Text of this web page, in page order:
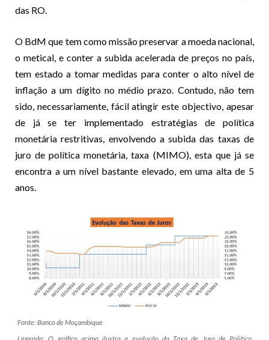
das RO.
O BdM que tem como missão preservar a moeda nacional,
o metical, e conter a subida acelerada de preços no país,
tem estado a tomar medidas para conter o alto nível de
inflação a um dígito no médio prazo. Contudo, não tem
sido, necessariamente, fácil atingir este objectivo, apesar
de já se ter implementado estratégias de política
monetária restritivas, envolvendo a subida das taxas de
juro de política monetária, taxa (MIMO), esta que já se
encontra a um nível bastante elevado, em uma alta de 5
anos.
Fonte: Banco de Moçambique